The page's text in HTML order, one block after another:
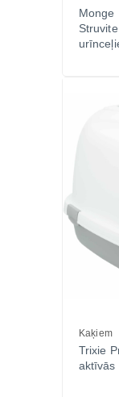
Jā,
locītavu
Jā, produkts
Nodrošini
VETRA
N180.
Kaķiem
Trixie
aktīvās